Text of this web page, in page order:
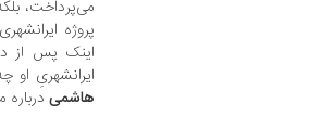
می‌پرداخت،
پروژه
اینک پس از
ایرانشهریِ او
هاشمی